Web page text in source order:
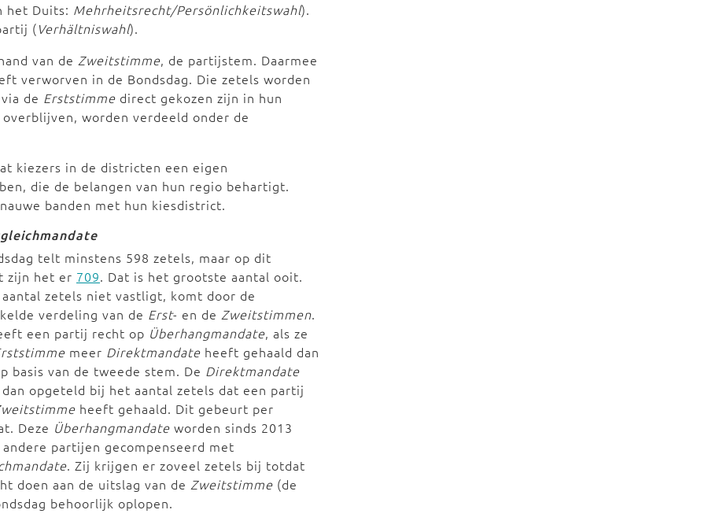
het Duits: Mehrheitsrecht/Persönlichkeitswahl).
(Verhältniswahl).
van de Zweitstimme, de partijstem. Daarmee
verworven in de Bondsdag. Die zetels worden
de Erststimme direct gekozen zijn in hun
worden verdeeld onder de
kiezers in de districten een eigen
die de belangen van hun regio behartigt.
banden met hun kiesdistrict.
telt minstens 598 zetels, maar op dit
zijn het er 709. Dat is het grootste aantal ooit.
zetels niet vastligt, komt door de
verdeling van de Erst- en de Zweitstimmen.
een partij recht op Überhangmandate, als ze
meer Direktmandate heeft gehaald dan
basis van de tweede stem. De Direktmandate
opgeteld bij het aantal zetels dat een partij
heeft gehaald. Dit gebeurt per
Deze Überhangmandate worden sinds 2013
partijen gecompenseerd met
. Zij krijgen er zoveel zetels bij totdat
doen aan de uitslag van de Zweitstimme (de
behoorlijk oplopen.